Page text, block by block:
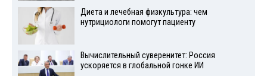
Диета и лечебная физкультура: чем
нутрициологи помогут пациенту
Вычислительный суверенитет: Россия
ускоряется в глобальной гонке ИИ